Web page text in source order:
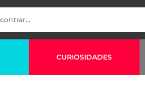
CURIOSIDADES